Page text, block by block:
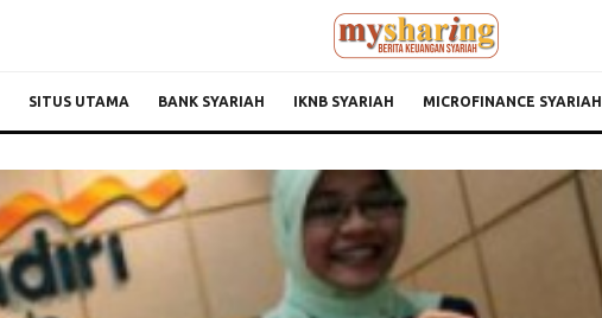
SITUS UTAMA BANK SYARIAH IKNB SYARIAH MICROFINANCE SYARIAH